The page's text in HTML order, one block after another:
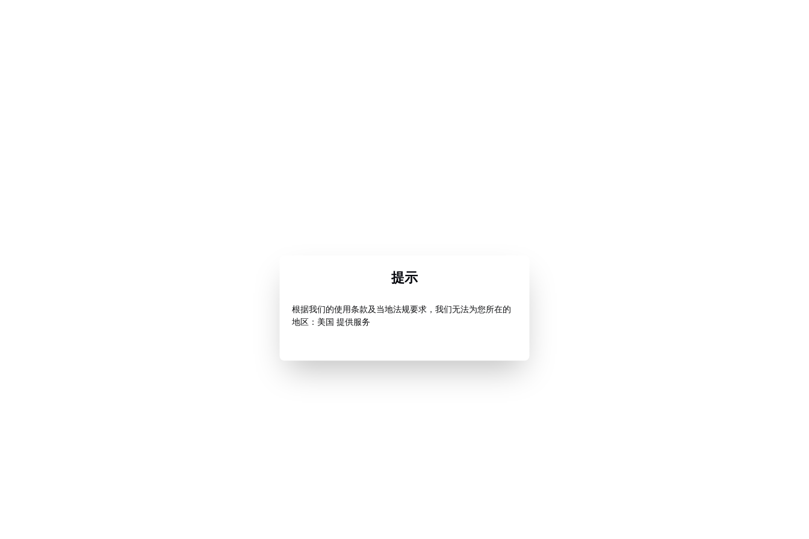
提示
根据我们的使用条款及当地法规要求，我们无法为您所在的
地区：美国 提供服务